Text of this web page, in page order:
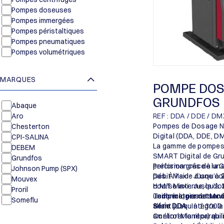
Pompes doseuses
Pompes immergées
Pompes péristaltiques
Pompes pneumatiques
Pompes volumétriques
MARQUES
Abaque
Aro
Chesterton
CPI-SALINA
DEBEM
Grundfos
Johnson Pump (SPX)
Mouvex
Proril
Someflu
POMPE
GRUNDFOS
REF : DDA / DDE /
Pompes de Dosage
Digital (DDA, DDE,
La gamme de
SMART Digital de
précision grâce à
pas. À l’aide d’une
course interne, le
uniforme,
allant jusqu’à
améliorer la
Performances de la
Débit Maxi : Jusqu’à
H.M.T Maxi : Jusqu’à
Température de
Technologies et
Série DDA: Intègre
Control Monitor) qui